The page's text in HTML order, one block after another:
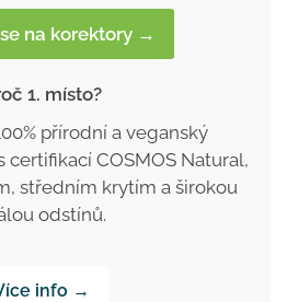
na korektory →
1. místo?
přírodní a veganský
COSMOS Natural,
středním krytím a širokou
odstínů.
info →